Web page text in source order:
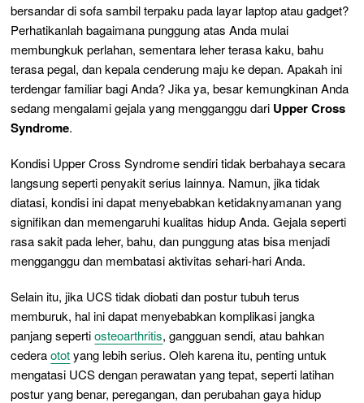
bersandar di sofa sambil terpaku pada layar laptop atau gadget?
Perhatikanlah bagaimana punggung atas Anda mulai
membungkuk perlahan, sementara leher terasa kaku, bahu
terasa pegal, dan kepala cenderung maju ke depan. Apakah ini
terdengar familiar bagi Anda? Jika ya, besar kemungkinan Anda
sedang mengalami gejala yang mengganggu dari Upper Cross
Syndrome.
Kondisi Upper Cross Syndrome sendiri tidak berbahaya secara
langsung seperti penyakit serius lainnya. Namun, jika tidak
diatasi, kondisi ini dapat menyebabkan ketidaknyamanan yang
signifikan dan memengaruhi kualitas hidup Anda. Gejala seperti
rasa sakit pada leher, bahu, dan punggung atas bisa menjadi
mengganggu dan membatasi aktivitas sehari-hari Anda.
Selain itu, jika UCS tidak diobati dan postur tubuh terus
memburuk, hal ini dapat menyebabkan komplikasi jangka
panjang sepertiosteoarthritis, gangguan sendi, atau bahkan
cederaototyang lebih serius. Oleh karena itu, penting untuk
mengatasi UCS dengan perawatan yang tepat, seperti latihan
postur yang benar, peregangan, dan perubahan gaya hidup